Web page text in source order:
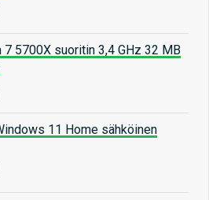
7 5700X suoritin 3,4 GHz 32 MB
11 Home sähköinen